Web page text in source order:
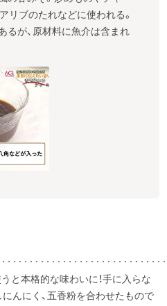
リブのたれなどに使われる。
るが、原材料に魚介は含まれ
と本格的な味わいに！手に入らな
にんにく、五香粉を合わせたもので